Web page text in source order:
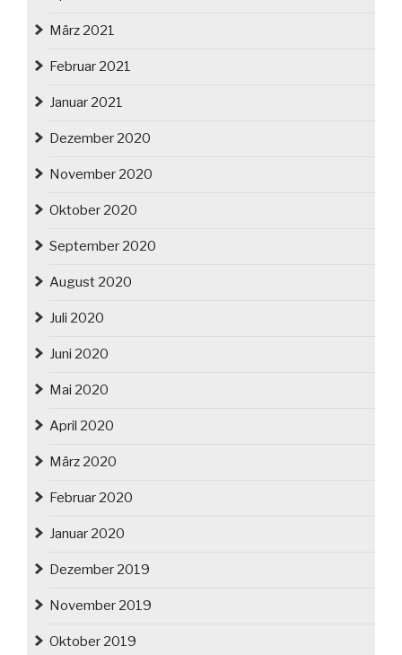
März 2021
Februar 2021
Januar 2021
Dezember 2020
November 2020
Oktober 2020
September 2020
August 2020
Juli 2020
Juni 2020
Mai 2020
April 2020
März 2020
Februar 2020
Januar 2020
Dezember 2019
November 2019
Oktober 2019